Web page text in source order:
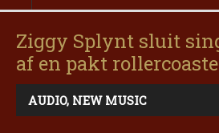
Ziggy Splynt sluit
af en pakt
AUDIO, NEW MUSIC